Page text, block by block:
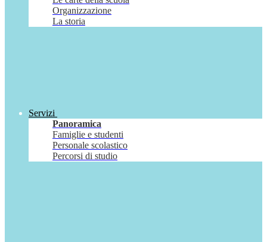
Organizzazione
La storia
Servizi
Panoramica
Famiglie e studenti
Personale scolastico
Percorsi di studio